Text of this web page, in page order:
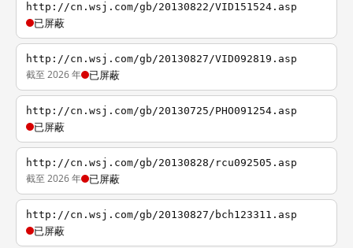
http://cn.wsj.com/gb/20130822/VID151524.asp
已屏蔽
http://cn.wsj.com/gb/20130827/VID092819.asp
截至 2026 年 已屏蔽
http://cn.wsj.com/gb/20130725/PHO091254.asp
已屏蔽
http://cn.wsj.com/gb/20130828/rcu092505.asp
截至 2026 年 已屏蔽
http://cn.wsj.com/gb/20130827/bch123311.asp
已屏蔽